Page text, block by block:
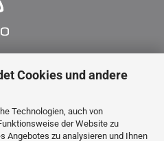
Cookies und andere
Technologien, auch von
der Website zu
Angebotes zu analysieren und Ihnen